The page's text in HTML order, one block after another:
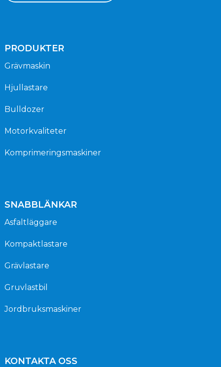
PRODUKTER
Grävmaskin
Hjullastare
Bulldozer
Motorkvaliteter
Komprimeringsmaskiner
SNABBLÄNKAR
Asfaltläggare
Kompaktlastare
Grävlastare
Gruvlastbil
Jordbruksmaskiner
KONTAKTA OSS